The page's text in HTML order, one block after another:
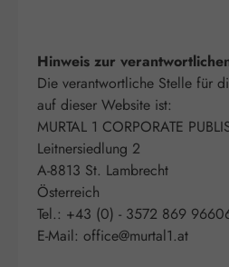
Hinweis zur
Die verantwortliche Stelle für
auf dieser Website ist:
MURTAL 1 CORPORATE
Leitnersiedlung 2
A-8813 St. Lambrecht
Österreich
Tel.: +43 (0) - 3572 869
E-Mail: office@murtal1.at